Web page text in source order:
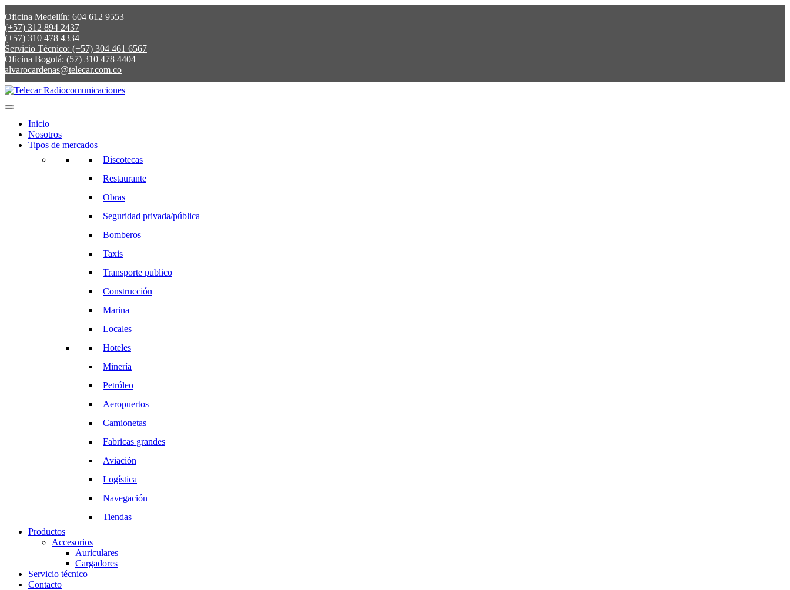
Oficina Medellín: 604 612 9553
(+57) 312 894 2437
(+57) 310 478 4334
Servicio Técnico: (+57) 304 461 6567
Oficina Bogotá: (57) 310 478 4404
alvarocardenas@telecar.com.co
Inicio
Nosotros
Tipos de mercados
Discotecas
Restaurante
Obras
Seguridad privada/pública
Bomberos
Taxis
Transporte publico
Construcción
Marina
Locales
Hoteles
Minería
Petróleo
Aeropuertos
Camionetas
Fabricas grandes
Aviación
Logística
Navegación
Tiendas
Productos
Accesorios
Auriculares
Cargadores
Servicio técnico
Contacto